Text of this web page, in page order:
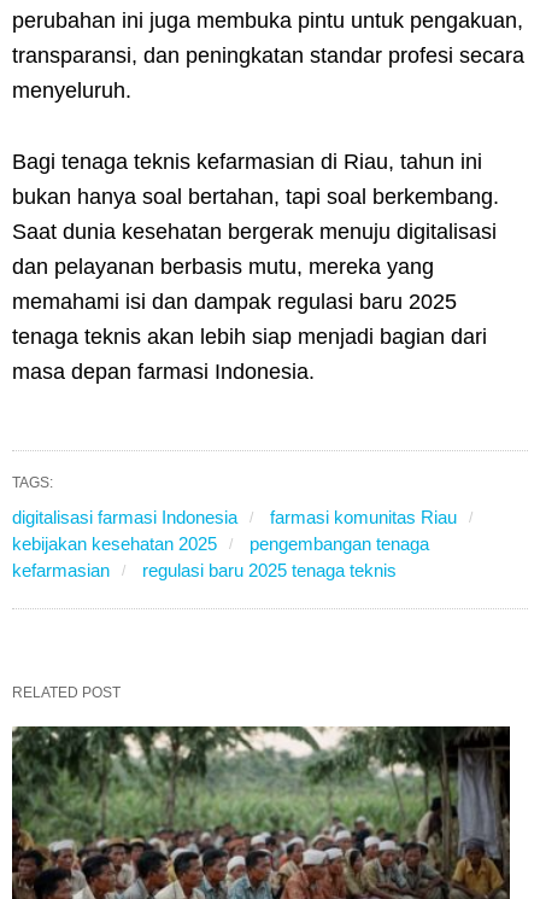
perubahan ini juga membuka pintu untuk pengakuan,
transparansi, dan peningkatan standar profesi secara
menyeluruh.
Bagi tenaga teknis kefarmasian di Riau, tahun ini
bukan hanya soal bertahan, tapi soal berkembang.
Saat dunia kesehatan bergerak menuju digitalisasi
dan pelayanan berbasis mutu, mereka yang
memahami isi dan dampak regulasi baru 2025
tenaga teknis akan lebih siap menjadi bagian dari
masa depan farmasi Indonesia.
TAGS:
digitalisasi farmasi Indonesia
farmasi komunitas Riau
kebijakan kesehatan 2025
pengembangan tenaga
kefarmasian
regulasi baru 2025 tenaga teknis
RELATED POST